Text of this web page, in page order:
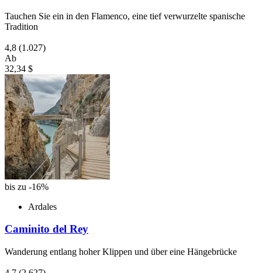
Tauchen Sie ein in den Flamenco, eine tief verwurzelte spanische
Tradition
4,8 (1.027)
Ab
32,34 $
bis zu -16%
Ardales
Caminito del Rey
Wanderung entlang hoher Klippen und über eine Hängebrücke